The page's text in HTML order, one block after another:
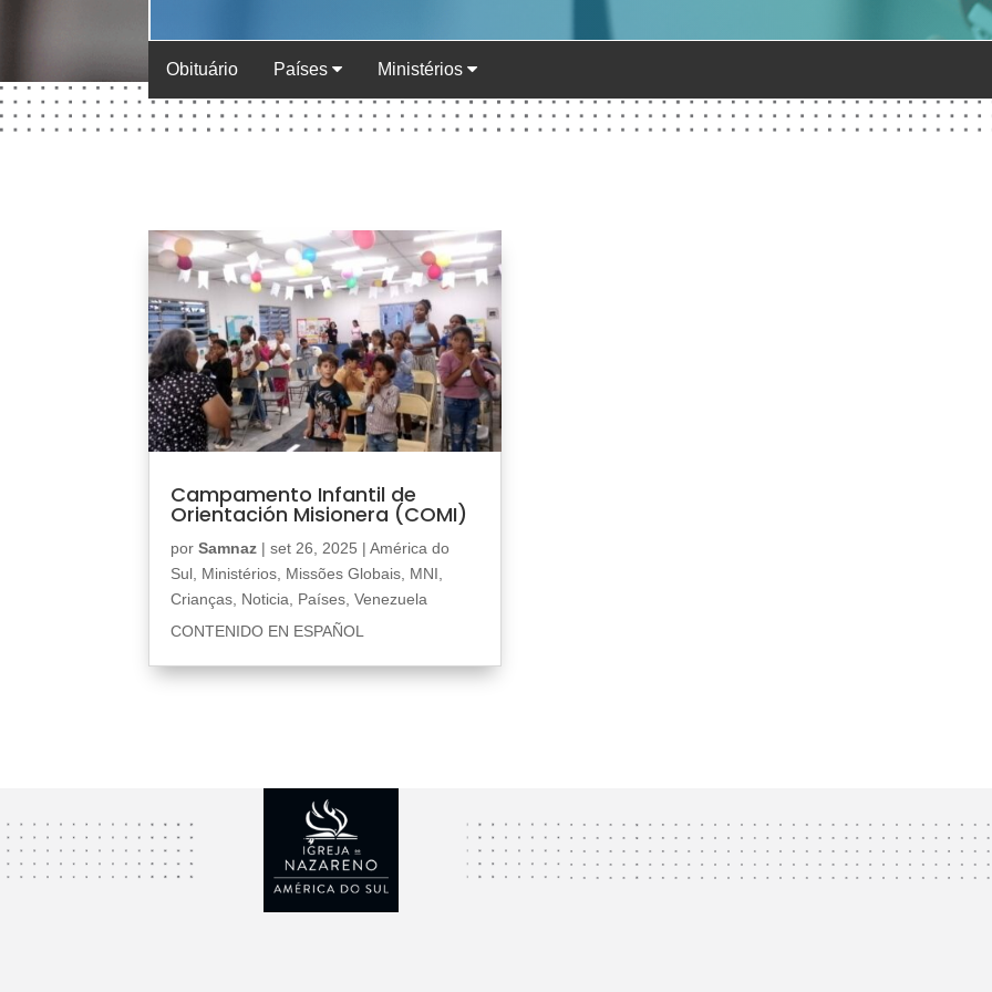
Obituário Países Ministérios
Campamento Infantil de
Orientación Misionera (COMI)
porSamnaz |set 26, 2025 |América do
Sul Ministérios Missões Globais MNI
Crianças Noticia Países ,Venezuela
CONTENIDO EN ESPAÑOL